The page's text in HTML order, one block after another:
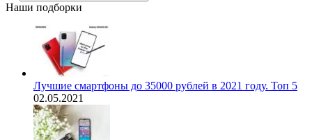
Наши подборки
Лучшие смартфоны до 35000 рублей в 2021 году. Топ 5
02.05.2021